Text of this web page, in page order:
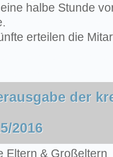
halbe Stunde
erteilen die
der
2016
Eltern & Großeltern